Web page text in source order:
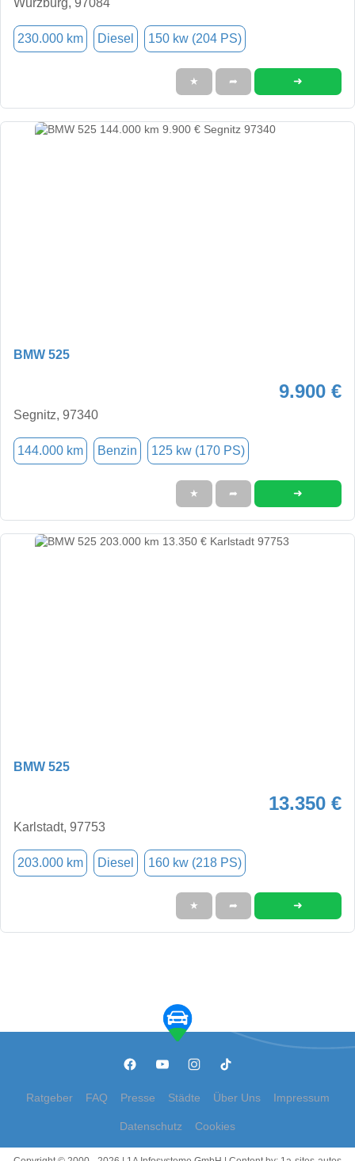
230.000 km Diesel 150 kw (204 PS)
★ ➦ ➜
BMW 525
9.900 €
Segnitz, 97340
144.000 km Benzin 125 kw (170 PS)
★ ➦ ➜
BMW 525
13.350 €
Karlstadt, 97753
203.000 km Diesel 160 kw (218 PS)
★ ➦ ➜
Ratgeber FAQ Presse Städte Über Uns Impressum
Datenschutz Cookies